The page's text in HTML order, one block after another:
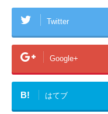
Twitter
Google+
B! はてブ